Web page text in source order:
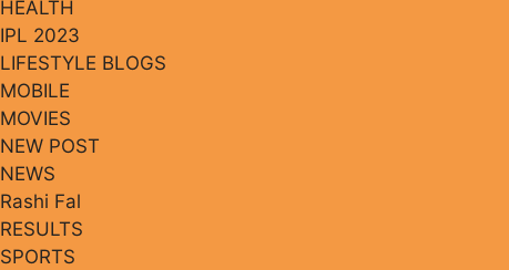
HEALTH
IPL 2023
LIFESTYLE BLOGS
MOBILE
MOVIES
NEW POST
NEWS
Rashi Fal
RESULTS
SPORTS